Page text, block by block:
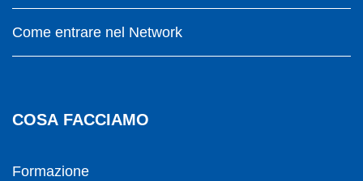
Come entrare nel Network
COSA FACCIAMO
Formazione